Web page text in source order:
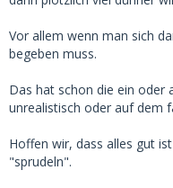
Vor allem wenn man sich
begeben muss.
Das hat schon die ein oder
unrealistisch oder auf dem
Hoffen wir, dass alles gut
"sprudeln".